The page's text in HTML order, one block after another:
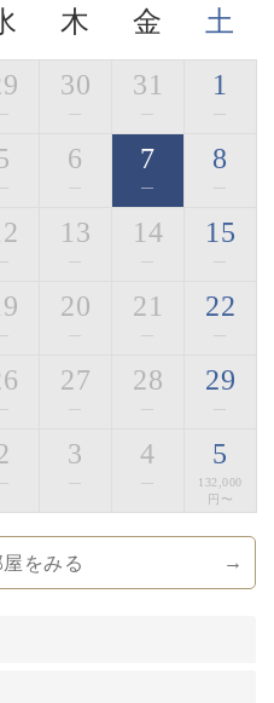
寛ぎの時間をお過ごしくだ
州諏訪らしい調理方法で提
料を厳選して使用しており
については事前にお申し
朝夕ともに異なったお食
なります。
お食事をお愉しみくださ
ご飯や自家製の信州蕎麦も
木 金
土
30
—
31
—
1
—
6
—
7
—
8
—
13
—
14
—
15
—
20
—
21
—
22
—
27
—
28
—
29
—
3
—
4
—
5
132,000
円〜
をみる